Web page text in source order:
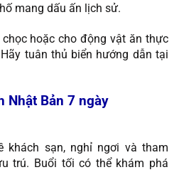
mang dấu ấn lịch sử.
hoặc cho động vật ăn thực
tuân thủ biển hướng dẫn tại
Nhật Bản 7 ngày
khách sạn, nghỉ ngơi và tham
trú. Buổi tối có thể khám phá